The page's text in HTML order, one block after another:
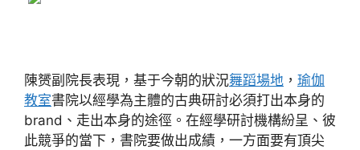
陳赟副院長表現，基于今朝的狀況舞蹈場地 ， 瑜伽
教室書院以經學為主體的古典研討必須打出本身的
brand、走出本身的途徑。在經學研討機構紛呈、彼
此競爭的當下，書院要做出成績，一方面要有頂尖